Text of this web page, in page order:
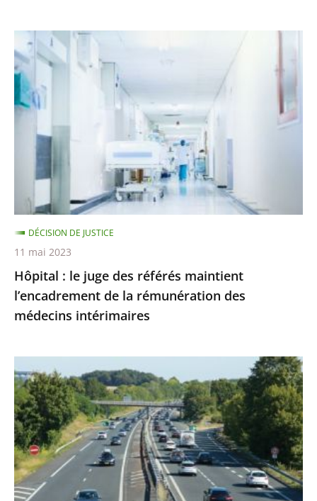
l’échelle
des
zones
artificialisées
Hôpital
:
le
juge
des
référés
l’encadrement
la
rémunération
des
médecins
intérimaires
Hôpital : le juge des référés maintient
l’encadrement de la rémunération des
médecins intérimaires
DÉCISION DE JUSTICE
11 mai 2023
Autoroute
A69
:
l’abattage
des
alignements
d’arbres